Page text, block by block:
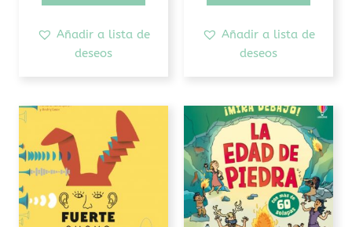
Añadir a lista de
deseos
Añadir a lista de
deseos